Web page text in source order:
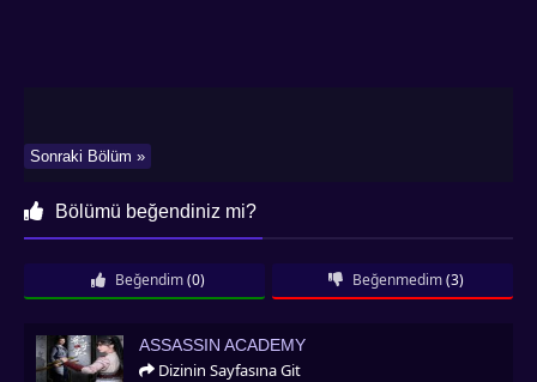
Sonraki Bölüm »
Bölümü beğendiniz mi?
Beğendim (0) Beğenmedim (3)
Assassin Academy
ASSASSIN ACADEMY
Dizinin Sayfasına Git